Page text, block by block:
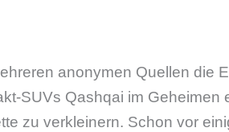
anonymen Quellen die
SUVs Qashqai im Geheimen
zu verkleinern. Schon vor